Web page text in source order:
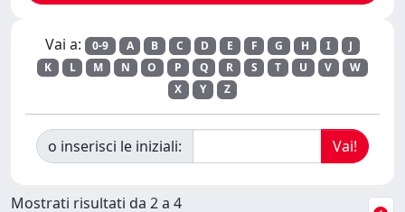
Vai a: 0-9 A B C D E F G H I
J
K
L M N O P Q R S T U V
W
X
Y Z
o inserisci le iniziali:
Mostrati risultati da 2 a 4